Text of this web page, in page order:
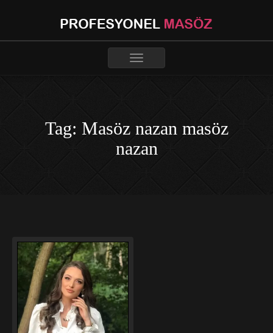
Toggle
Tag: Masöz nazan masöz
nazan